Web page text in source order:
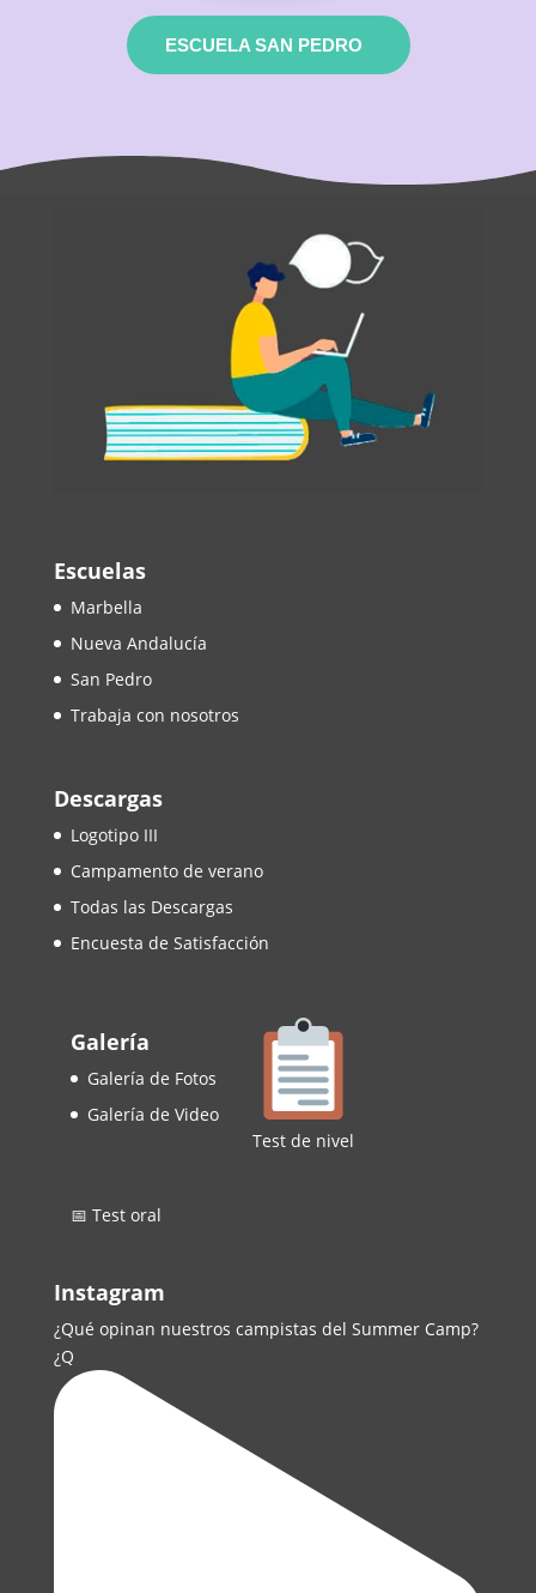
ESCUELA SAN PEDRO
Escuelas
Marbella
Nueva Andalucía
San Pedro
Trabaja con nosotros
Descargas
Logotipo III
Campamento de verano
Todas las Descargas
Encuesta de Satisfacción
Galería
Galería de Fotos
Galería de Video
Test de nivel
📅 Test oral
Instagram
¿Qué opinan nuestros campistas del Summer Camp?
¿Q